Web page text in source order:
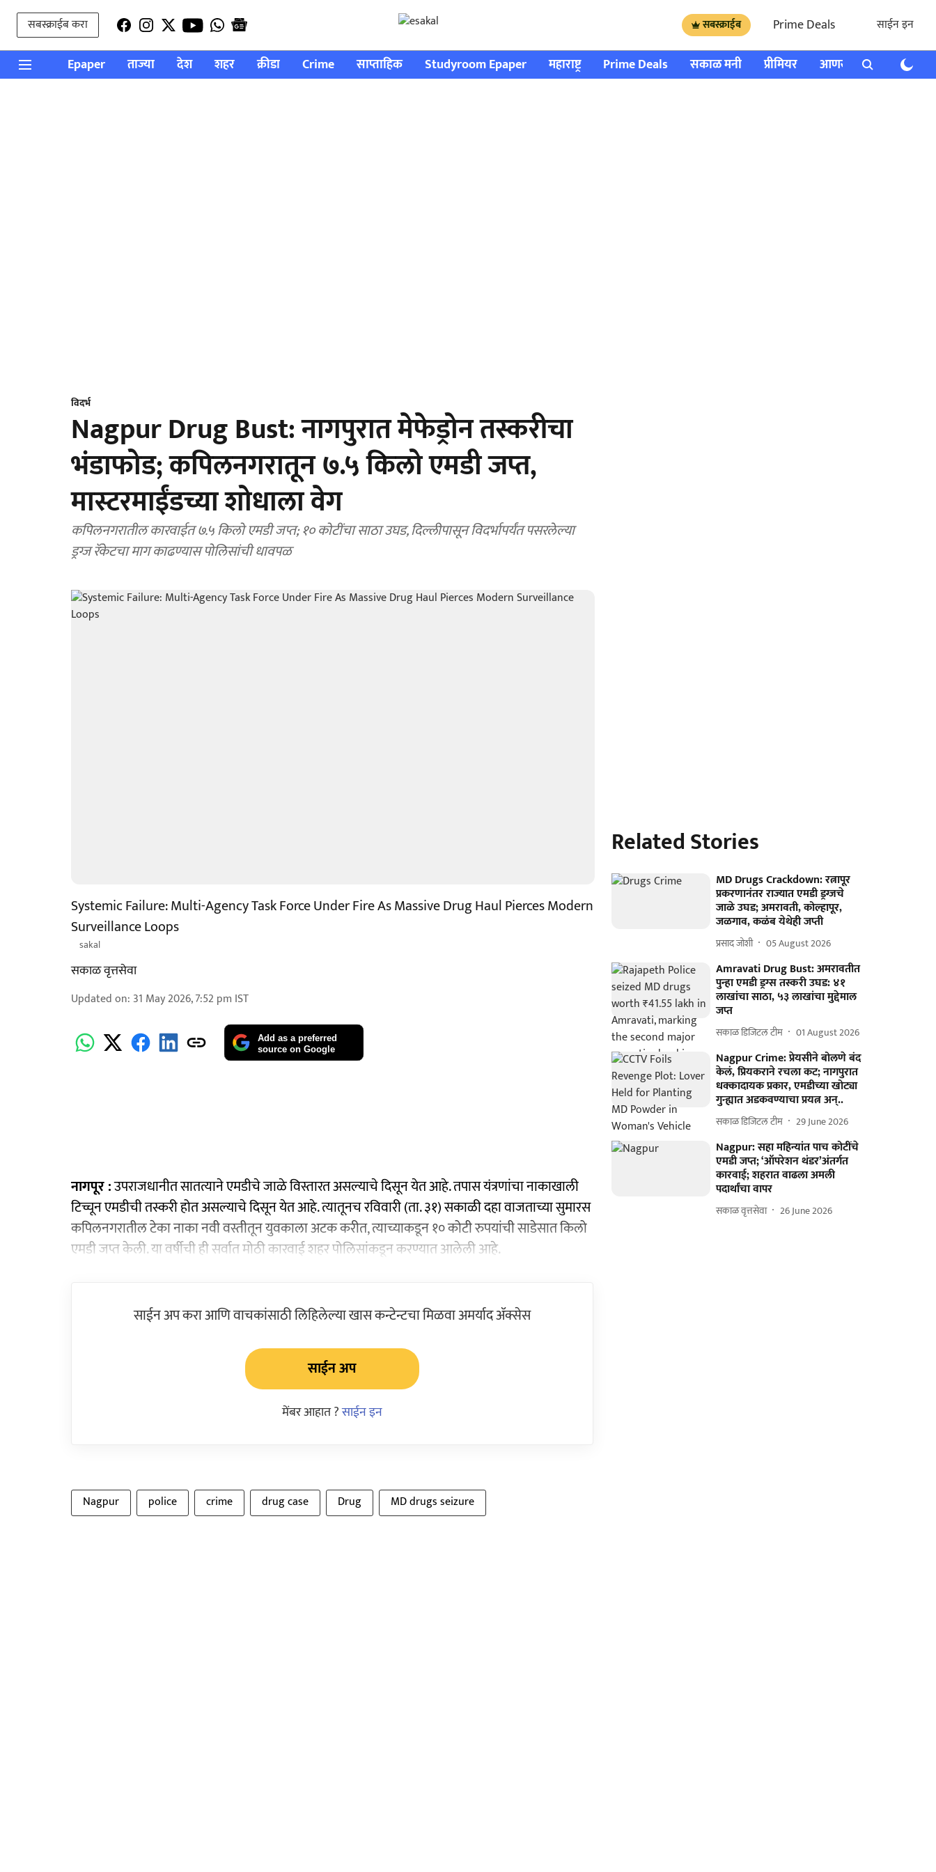
सबस्क्राईब करा सबस्क्राईब Prime Deals साईन इन
Epaper ताज्या देश शहर क्रीडा Crime साप्ताहिक Studyroom Epaper महाराष्ट्र Prime Deals सकाळ मनी प्रीमियर आणखी राशी भविष्य
विदर्भ
Nagpur Drug Bust: नागपुरात मेफेड्रोन तस्करीचा
भंडाफोड; कपिलनगरातून ७.५ किलो एमडी जप्त,
मास्टरमाईंडच्या शोधाला वेग
कपिलनगरातील कारवाईत ७.५ किलो एमडी जप्त; १० कोटींचा साठा उघड, दिल्लीपासून विदर्भापर्यंत पसरलेल्या
ड्रग्ज रॅकेटचा माग काढण्यास पोलिसांची धावपळ
Systemic Failure: Multi-Agency Task Force Under Fire As Massive Drug Haul Pierces Modern
Surveillance Loops
sakal
सकाळ वृत्तसेवा
Updated on: 31 May 2026, 7:52 pm IST
Add as a preferred
source on Google
नागपूर :उपराजधानीत सातत्याने एमडीचे जाळे विस्तारत असल्याचे दिसून येत आहे. तपास यंत्रणांचा नाकाखाली
टिच्चून एमडीची तस्करी होत असल्याचे दिसून येत आहे. त्यातूनच रविवारी (ता. ३१) सकाळी दहा वाजताच्या सुमारस
कपिलनगरातील टेका नाका नवी वस्तीतून युवकाला अटक करीत, त्याच्याकडून १० कोटी रुपयांची साडेसात किलो
एमडी जप्त केली. या वर्षीची ही सर्वात मोठी कारवाई शहर पोलिसांकडून करण्यात आलेली आहे.
साईन अप करा आणि वाचकांसाठी लिहिलेल्या खास कन्टेन्टचा मिळवा अमर्याद ॲक्सेस
साईन अप
मेंबर आहात ?साईन इन
Nagpur police crime drug case Drug MD drugs seizure
Related Stories
MD Drugs Crackdown: रत्नापूर
प्रकरणानंतर राज्यात एमडी ड्रग्जचे
जाळे उघड; अमरावती, कोल्हापूर,
जळगाव, कळंब येथेही जप्ती
प्रसाद जोशी 05 August 2026
Amravati Drug Bust: अमरावतीत
पुन्हा एमडी ड्रग्स तस्करी उघड: ४१
लाखांचा साठा, ५३ लाखांचा मुद्देमाल
जप्त
सकाळ डिजिटल टीम 01 August 2026
Nagpur Crime: प्रेयसीने बोलणे बंद
केलं, प्रियकराने रचला कट; नागपुरात
धक्कादायक प्रकार, एमडीच्या खोट्या
गुन्ह्यात अडकवण्याचा प्रयत्न अन्..
सकाळ डिजिटल टीम 29 June 2026
Nagpur: सहा महिन्यांत पाच कोटींचे
एमडी जप्त; ‘ऑपरेशन थंडर’अंतर्गत
कारवाई; शहरात वाढला अमली
पदार्थांचा वापर
सकाळ वृत्तसेवा 26 June 2026